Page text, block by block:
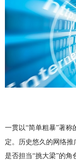
一贯以“简单粗暴”著称
定。历史悠久的网络推
是否担当“挑大梁”的角